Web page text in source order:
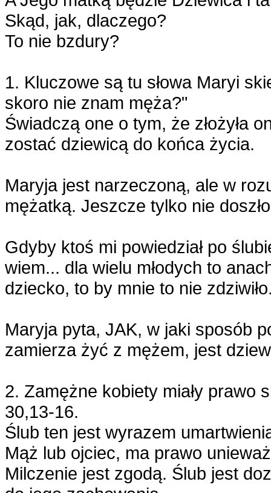
Skąd, jak, dlaczego?
To nie bzdury?
1. Kluczowe są tu słowa Maryi
skoro nie znam męża?"
Świadczą one o tym, że złożyła
zostać dziewicą do końca życia.
Maryja jest narzeczoną, ale w
mężatką. Jeszcze tylko nie
Gdyby ktoś mi powiedział po
wiem... dla wielu młodych to
dziecko, to by mnie to nie
Maryja pyta, JAK, w jaki sposób
zamierza żyć z mężem, jest
2. Zamężne kobiety miały prawo
30,13-16.
Ślub ten jest wyrazem
Mąż lub ojciec, ma prawo
Milczenie jest zgodą. Ślub jest